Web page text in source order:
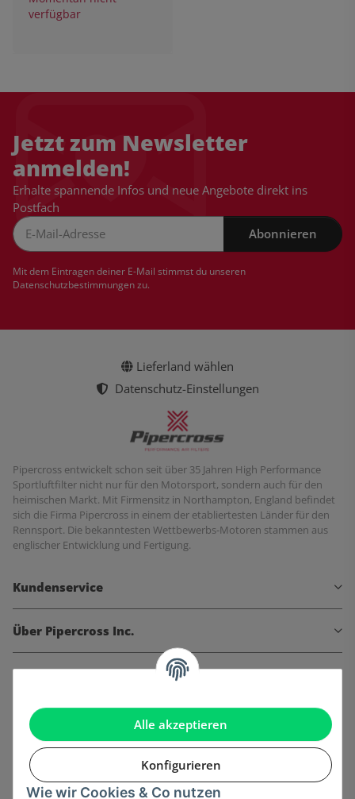
Alle akzeptieren
Konfigurieren
Wie wir Cookies & Co nutzen
verfügbar
Jetzt zum Newsletter
anmelden!
Erhalte spannende Infos und neue Angebote direkt ins
Postfach
Abonnieren
Mit dem Eintragen deiner E-Mail stimmst du unseren
Datenschutzbestimmungenzu.
Lieferland wählen
Datenschutz-Einstellungen
Pipercross entwickelt schon seit über 35 Jahren High Performance
Sportluftfilter nicht nur für den Motorsport, sondern auch für den
heimischen Markt. Mit Firmensitz in Northampton, England befindet
sich die Firma Pipercross in einem der etabliertesten Länder für den
Rennsport. Die bekanntesten Wettbewerbs-Motoren stammen aus
englischer Entwicklung und Fertigung.
Kundenservice
Über Pipercross Inc.
Informationen
Gesetzliche Informationen